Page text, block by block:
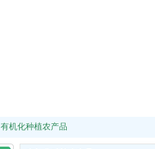
有机化种植农产品